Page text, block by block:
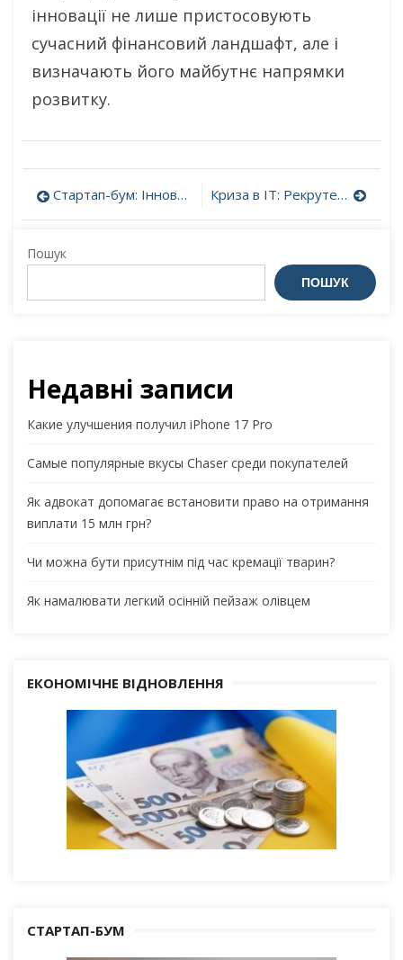
інновації не лише пристосовують
сучасний фінансовий ландшафт, але і
визначають його майбутнє напрямки
розвитку.
Навігація
записів
Стартап-бум: Інноваційні проекти, що перетворюють бізнес-ландшафт Криза в ІТ: Рекрутери в тіні, а конкуренція серед кандидатів – на піку
Пошук
ПОШУК
Недавні записи
Какие улучшения получил iPhone 17 Pro
Самые популярные вкусы Chaser среди покупателей
Як адвокат допомагає встановити право на отримання
виплати 15 млн грн?
Чи можна бути присутнім під час кремації тварин?
Як намалювати легкий осінній пейзаж олівцем
ЕКОНОМІЧНЕ ВІДНОВЛЕННЯ
СТАРТАП-БУМ